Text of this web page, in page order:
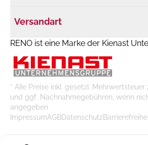
Versandart
RENO ist eine Marke der Kienast
* Alle Preise inkl. gesetzl. Mehrwertsteuer
und ggf. Nachnahmegebühren, wenn
angegeben
ImpressumAGBDatenschutz